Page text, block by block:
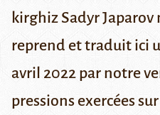
kirghiz Sadyr Japarov
reprend et traduit ici
avril 2022 par notre
pressions exercées